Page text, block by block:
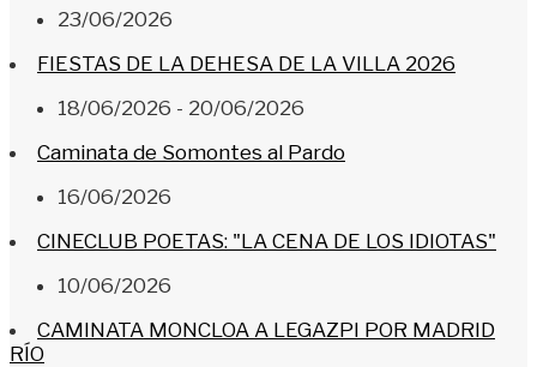
23/06/2026
FIESTAS DE LA DEHESA DE LA VILLA 2026
18/06/2026 - 20/06/2026
Caminata de Somontes al Pardo
16/06/2026
CINECLUB POETAS: "LA CENA DE LOS IDIOTAS"
10/06/2026
CAMINATA MONCLOA A LEGAZPI POR MADRID
RÍO